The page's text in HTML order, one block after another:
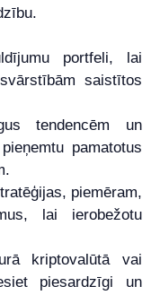
portfeli, lai
saistītos
tendencēm un
pamatotus
piemēram,
lai ierobežotu
kriptovalūtā vai
piesardzīgi un